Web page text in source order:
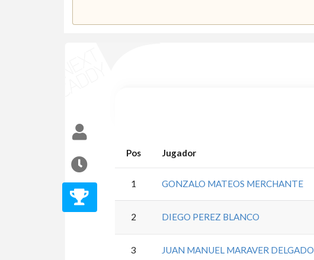
Pos Jugador
1 GONZALO MATEOS MERCHANTE
2 DIEGO PEREZ BLANCO
3 JUAN MANUEL MARAVER DELGADO